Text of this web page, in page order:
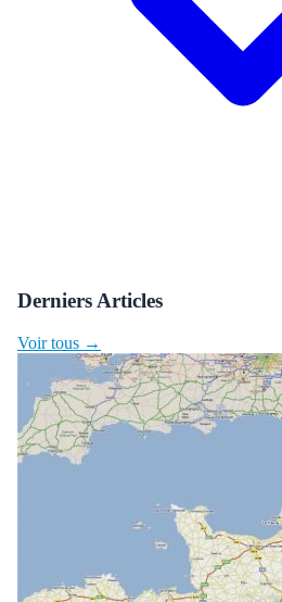
Derniers Articles
Voir tous →